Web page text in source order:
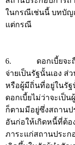
ในกรณีเช่นนี้ บทบัญ
แต่กรณี
6. ดอกเบี้ยจะถือ
จ่ายเป็นรัฐนั้นเอง
หรือผู้มีถิ่นที่อยู่ในรั
ดอกเบี้ยไม่ว่าจะเป็
ก็ตามมีอยู่ซึ่งสถาน
อันก่อให้เกิดหนี้ที่ต้อ
ภาระแก่สถานประก